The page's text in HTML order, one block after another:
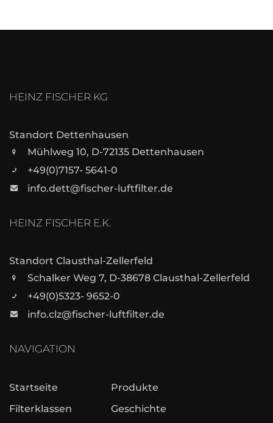
HEINZ FISCHER KG
Standort Dettenhausen
Mühlweg 10, D-72135 Dettenhausen
+49(0)7157- 5641-0
info.dett@fischer-luftfilter.de
HEINZ FISCHER E.K.
Standort Clausthal-Zellerfeld
Schalker Weg 7, D-38678 Clausthal-Zellerfeld
+49(0)5323- 9652-0
info.clz@fischer-luftfilter.de
NAVIGATION
Startseite
Produkte
Filterklassen
Geschichte